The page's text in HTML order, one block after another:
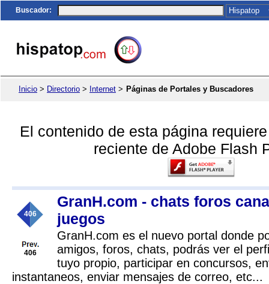
Buscador:
Inicio > Directorio > Internet > Páginas de Portales y Buscadores
El contenido de esta página
reciente de Adobe Flash
406
406
GranH.com - chats foros
juegos
GranH.com es el nuevo portal donde
amigos, foros, chats, podrás ver el
tuyo propio, participar en concursos,
instantaneos, enviar mensajes de correo, etc...